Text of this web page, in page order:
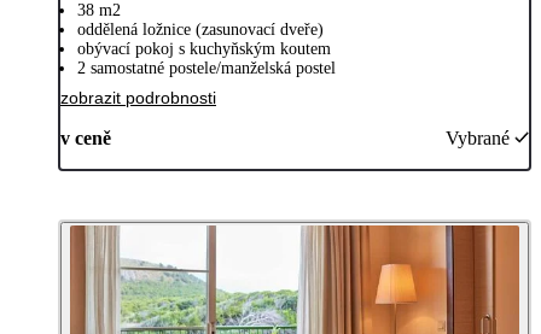
38 m2
oddělená ložnice (zasunovací dveře)
obývací pokoj s kuchyňským koutem
2 samostatné postele/manželská postel
zobrazit podrobnosti
v ceně Vybrané